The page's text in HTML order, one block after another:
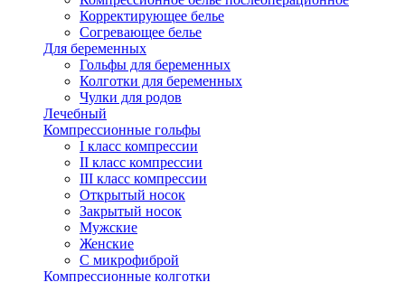
Корректирующее белье
Согревающее белье
Для беременных
Гольфы для беременных
Колготки для беременных
Чулки для родов
Лечебный
Компрессионные гольфы
I класс компрессии
II класс компрессии
III класс компрессии
Открытый носок
Закрытый носок
Мужские
Женские
С микрофиброй
Компрессионные колготки